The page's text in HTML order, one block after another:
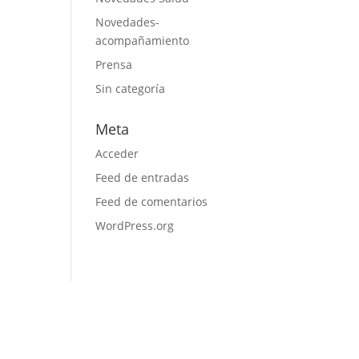
Novedades-
acompañamiento
Prensa
Sin categoría
Meta
Acceder
Feed de entradas
Feed de comentarios
WordPress.org